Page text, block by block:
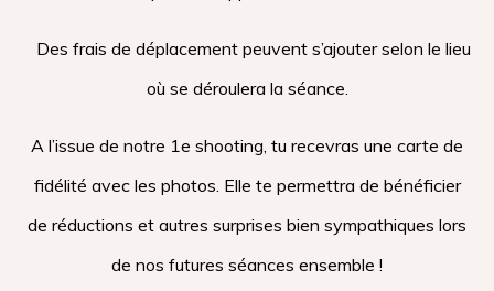
Des frais de déplacement peuvent s’ajouter selon le lieu
où se déroulera la séance.
A l’issue de notre 1e shooting, tu recevras une carte de
fidélité avec les photos. Elle te permettra de bénéficier
de réductions et autres surprises bien sympathiques lors
de nos futures séances ensemble !